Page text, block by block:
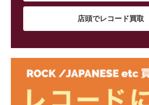
店頭でレコード買取